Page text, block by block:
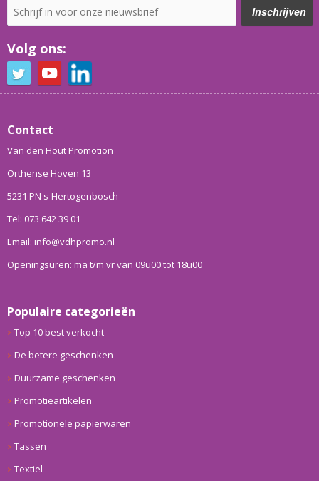
Volg ons:
Contact
Van den Hout Promotion
Orthense Hoven 13
5231 PN s-Hertogenbosch
Tel: 073 642 39 01
Email: info@vdhpromo.nl
Openingsuren: ma t/m vr van 09u00 tot 18u00
Populaire categorieën
Top 10 best verkocht
De betere geschenken
Duurzame geschenken
Promotieartikelen
Promotionele papierwaren
Tassen
Textiel